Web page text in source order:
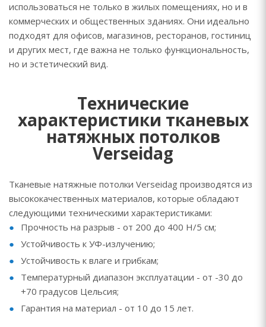
использоваться не только в жилых помещениях, но и в
коммерческих и общественных зданиях. Они идеально
подходят для офисов, магазинов, ресторанов, гостиниц
и других мест, где важна не только функциональность,
но и эстетический вид.
Технические
характеристики тканевых
натяжных потолков
Verseidag
Тканевые натяжные потолки Verseidag производятся из
высококачественных материалов, которые обладают
следующими техническими характеристиками:
Прочность на разрыв - от 200 до 400 Н/5 см;
Устойчивость к УФ-излучению;
Устойчивость к влаге и грибкам;
Температурный диапазон эксплуатации - от -30 до
+70 градусов Цельсия;
Гарантия на материал - от 10 до 15 лет.